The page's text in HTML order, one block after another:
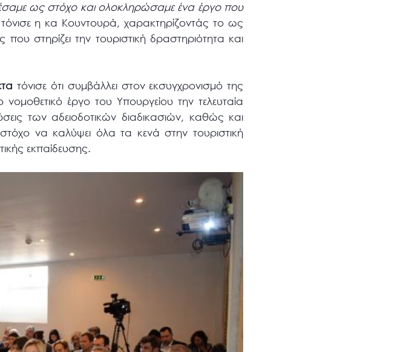
ως στόχο και ολοκληρώσαμε ένα έργο που
η κα Κουντουρά, χαρακτηρίζοντάς το ως
που στηρίζει την τουριστική δραστηριότητα και
τόνισε ότι συμβάλλει στον εκσυγχρονισμό της
έργο του Υπουργείου την τελευταία
των αδειοδοτικών διαδικασιών, καθώς και
να καλύψει όλα τα κενά στην τουριστική
εκπαίδευσης.